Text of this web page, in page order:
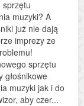
sprzętu
muzyki? A
już nie dają
imprezy ze
sprzętu
głośnikowe
muzyki jak i do
aby czer...